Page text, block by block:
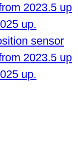
sensor
2023.5 up
up.